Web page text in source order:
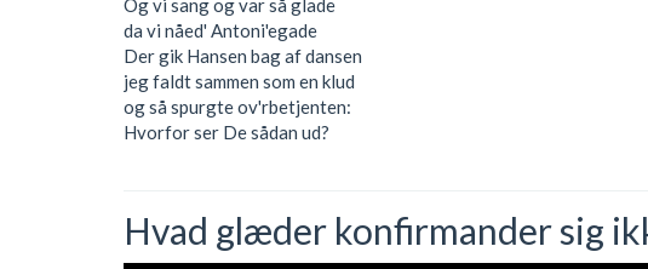
da vi nåed' Antoni'egade
Der gik Hansen bag af dansen
jeg faldt sammen som en klud
og så spurgte ov'rbetjenten:
Hvorfor ser De sådan ud?
Hvad glæder konfirmander sig